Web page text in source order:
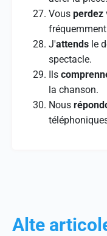
Vous perdez
J'attends le
spectacle.
Ils
la chanson.
Nous
Alte